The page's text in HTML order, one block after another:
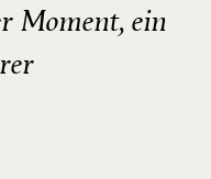
Moment, ein